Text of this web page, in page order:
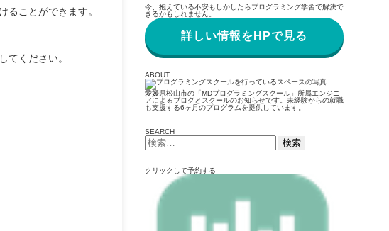
ることができます。
てください。
今、抱えている不安もしかしたらプログラミング学習で解決で
きるかもしれません。
詳しい情報をHPで見る
ABOUT
愛媛県松山市の「MDプログラミングスクール」所属エンジニ
アによるブログとスクールのお知らせです。未経験からの就職
も支援する6ヶ月のプログラムを提供しています。
SEARCH
検
索:
クリックして予約する